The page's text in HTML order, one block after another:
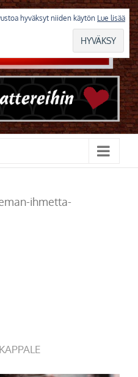
ihmetta-
hyväksyt niiden käytön Lue lisää